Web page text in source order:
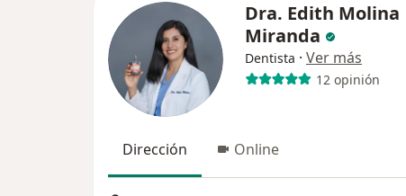
Dra. Edith Molina
Miranda
Dentista · Ver más
12 opinión
Dirección Online